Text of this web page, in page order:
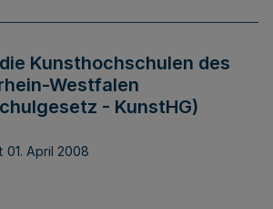
Kunsthochschulen des
Westfalen
- KunstHG)
01. April 2008